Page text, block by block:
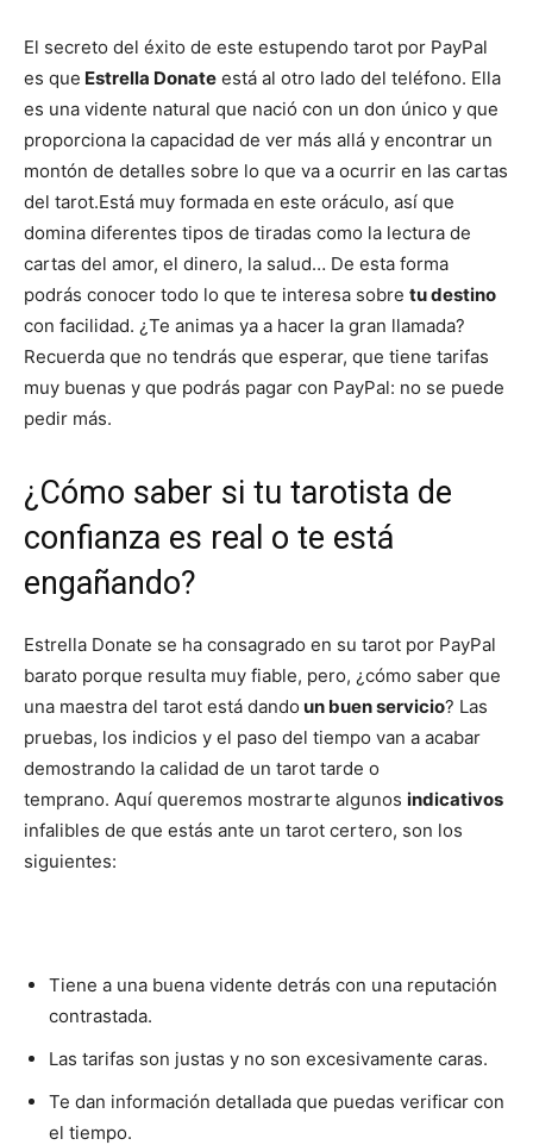
El secreto del éxito de este estupendo tarot por PayPal
es que Estrella Donate está al otro lado del teléfono. Ella
es una vidente natural que nació con un don único y que
proporciona la capacidad de ver más allá y encontrar un
montón de detalles sobre lo que va a ocurrir en las cartas
del tarot.Está muy formada en este oráculo, así que
domina diferentes tipos de tiradas como la lectura de
cartas del amor, el dinero, la salud… De esta forma
podrás conocer todo lo que te interesa sobre tu destino
con facilidad. ¿Te animas ya a hacer la gran llamada?
Recuerda que no tendrás que esperar, que tiene tarifas
muy buenas y que podrás pagar con PayPal: no se puede
pedir más.
¿Cómo saber si tu tarotista de
confianza es real o te está
engañando?
Estrella Donate se ha consagrado en su tarot por PayPal
barato porque resulta muy fiable, pero, ¿cómo saber que
una maestra del tarot está dando un buen servicio? Las
pruebas, los indicios y el paso del tiempo van a acabar
demostrando la calidad de un tarot tarde o
temprano. Aquí queremos mostrarte algunos indicativos
infalibles de que estás ante un tarot certero, son los
siguientes:
Tiene a una buena vidente detrás con una reputación
contrastada.
Las tarifas son justas y no son excesivamente caras.
Te dan información detallada que puedas verificar con
el tiempo.